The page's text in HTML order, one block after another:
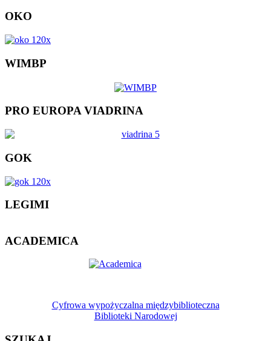
OKO
WIMBP
PRO EUROPA VIADRINA
GOK
LEGIMI
ACADEMICA
Cyfrowa wypożyczalna międzybiblioteczna
Biblioteki Narodowej